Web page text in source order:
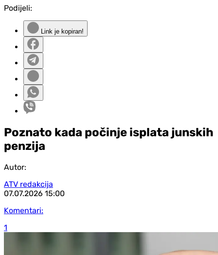
Podijeli:
Link je kopiran!
Poznato kada počinje isplata junskih
penzija
Autor:
ATV redakcija
07.07.2026 15:00
Komentari:
1